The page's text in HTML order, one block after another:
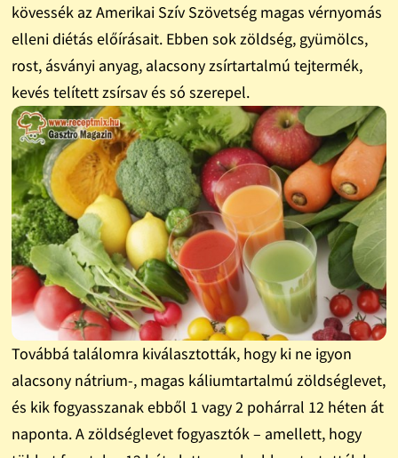
kövessék az Amerikai Szív Szövetség magas vérnyomás
elleni diétás előírásait. Ebben sok zöldség, gyümölcs,
rost, ásványi anyag, alacsony zsírtartalmú tejtermék,
kevés telített zsírsav és só szerepel.
Továbbá találomra kiválasztották, hogy ki ne igyon
alacsony nátrium-, magas káliumtartalmú zöldséglevet,
és kik fogyasszanak ebből 1 vagy 2 pohárral 12 héten át
naponta. A zöldséglevet fogyasztók – amellett, hogy